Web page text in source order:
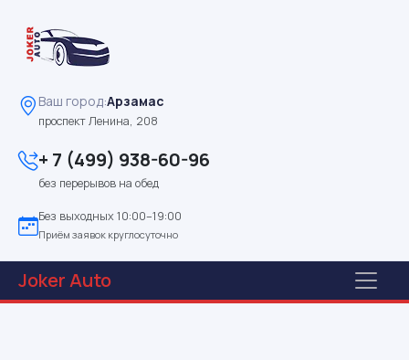
Ваш город:Арзамас
проспект Ленина, 208
+ 7 (499) 938-60-96
без перерывов на обед
Без выходных 10:00–19:00
Приём заявок круглосуточно
JokerAuto